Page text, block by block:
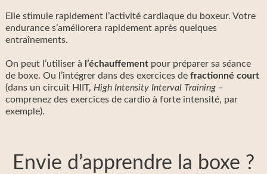
Elle stimule rapidement l’activité cardiaque du boxeur. Votre
endurance s’améliorera rapidement après quelques
entraînements.
On peut l’utiliser à l’échauffementpour préparer sa séance
de boxe. Ou l’intégrer dans des exercices de fractionné court
(dans un circuit HIIT, High Intensity Interval Training –
comprenez des exercices de cardio à forte intensité, par
exemple).
Envie d’apprendre la boxe ?